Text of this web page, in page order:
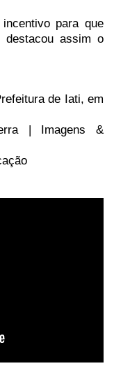
para que
destacou assim o
de Iati, em
| Imagens &